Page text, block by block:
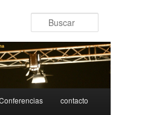
Buscar
contacto